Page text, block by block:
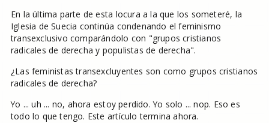
En la última parte de esta locura a la que los someteré, la
Iglesia de Suecia continúa condenando el feminismo
transexclusivo comparándolo con "grupos cristianos
radicales de derecha y populistas de derecha".
¿Las feministas transexcluyentes son como grupos cristianos
radicales de derecha?
Yo ... uh ... no, ahora estoy perdido. Yo solo ... nop. Eso es
todo lo que tengo. Este artículo termina ahora.